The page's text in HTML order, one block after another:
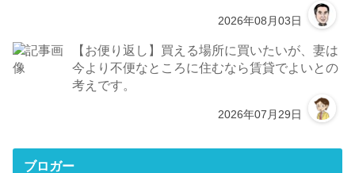
2026年08月03日
【お便り返し】買える場所に買いたいが、妻は
今より不便なところに住むなら賃貸でよいとの
考えです。
2026年07月29日
ブロガー